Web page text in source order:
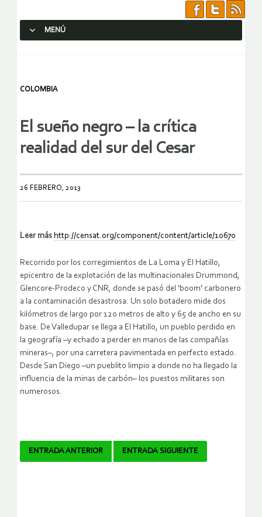
MENÚ
COLOMBIA
El sueño negro – la crítica
realidad del sur del Cesar
26 FEBRERO, 2013
Leer más http://censat.org/component/content/article/10670
Recorrido por los corregimientos de La Loma y El Hatillo,
epicentro de la explotación de las multinacionales Drummond,
Glencore-Prodeco y CNR, donde se pasó del ‘boom’ carbonero
a la contaminación desastrosa. Un solo botadero mide dos
kilómetros de largo por 120 metros de alto y 65 de ancho en su
base. De Valledupar se llega a El Hatillo, un pueblo perdido en
la geografía –y echado a perder en manos de las compañías
mineras–, por una carretera pavimentada en perfecto estado.
Desde San Diego –un pueblito limpio a donde no ha llegado la
influencia de la minas de carbón– los puestos militares son
numerosos.
Navegador
ENTRADA ANTERIOR ENTRADA SIGUIENTE